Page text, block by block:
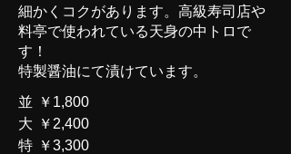
細かくコクがあります。高級寿司店や
料亭で使われている天身の中トロで
す！
特製醤油にて漬けています。
並
￥1,800
大
￥2,400
特 ￥3,300